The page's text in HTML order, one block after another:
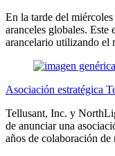
En la tarde del
aranceles globales. Este
arancelario utilizando el
Asociación estratégica
Tellusant, Inc. y
de anunciar una
años de colaboración de